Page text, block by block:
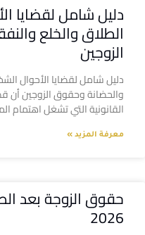
دليل شامل لقضايا
الطلاق والخلع
الزوجين
دليل شامل لقضايا الأحوال
والحضانة وحقوق الزوجين أن
القانونية التي تشغل اهتمام
معرفة المزيد »
حقوق الزوجة بعد
2026